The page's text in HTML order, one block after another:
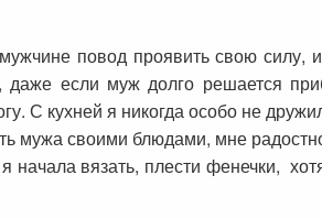
повод проявить свою силу,
если муж долго решается
С кухней я никогда особо не
мужа своими блюдами, мне
вязать, плести фенечки,